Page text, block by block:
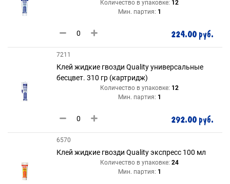
Количество в упаковке: 12
Мин. партия: 1
224.00 руб.
7211
Клей жидкие гвозди Quality универсальные
бесцвет. 310 гр (картридж)
Количество в упаковке: 12
Мин. партия: 1
292.00 руб.
6570
Клей жидкие гвозди Quality экспресс 100 мл
Количество в упаковке: 24
Мин. партия: 1